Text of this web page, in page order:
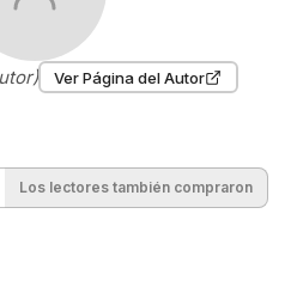
Ver Página del Autor
Los lectores también compraron